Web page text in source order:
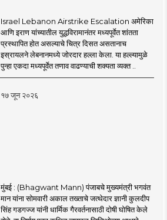
Israel Lebanon Airstrike Escalation अमेरिका
आणि इराण यांच्यातील युद्धविरामानंतर मध्यपूर्वेत शांतता
प्रस्थापित होत असल्याचे चित्र दिसत असतानाच
इस्रायलने लेबनानमध्ये जोरदार हल्ला केला. या हल्ल्यामुळे
पुन्हा एकदा मध्यपूर्वेत तणाव वाढण्याची शक्यता व्यक्त ..
१७ जून २०२६
मुंबई : (Bhagwant Mann) पंजाबचे मुख्यमंत्री भगवंत
मान यांना सोमवारी अकाल तख्ताचे जत्थेदार ज्ञानी कुलदीप
सिंह गडगज्ज यांनी धार्मिक गैरवर्तनासाठी दोषी घोषित केले